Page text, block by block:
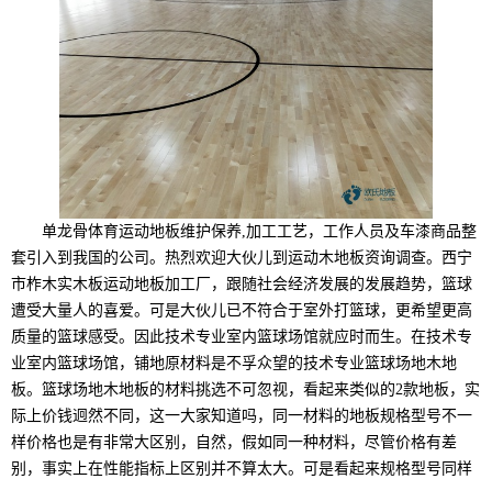
单龙骨体育运动地板维护保养,加工工艺，工作人员及车漆商品整
套引入到我国的公司。热烈欢迎大伙儿到运动木地板资询调查。西宁
市柞木实木板运动地板加工厂，跟随社会经济发展的发展趋势，篮球
遭受大量人的喜爱。可是大伙儿已不符合于室外打篮球，更希望更高
质量的篮球感受。因此技术专业室内篮球场馆就应时而生。在技术专
业室内篮球场馆，铺地原材料是不孚众望的技术专业篮球场地木地
板。篮球场地木地板的材料挑选不可忽视，看起来类似的2款地板，实
际上价钱迥然不同，这一大家知道吗，同一材料的地板规格型号不一
样价格也是有非常大区别，自然，假如同一种材料，尽管价格有差
别，事实上在性能指标上区别并不算太大。可是看起来规格型号同样